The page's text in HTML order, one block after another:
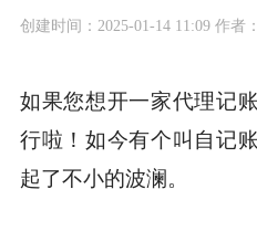
创建时间：2025-01-14 11:09 作者
如果您想开一家代理记
行啦！如今有个叫自记
起了不小的波澜。